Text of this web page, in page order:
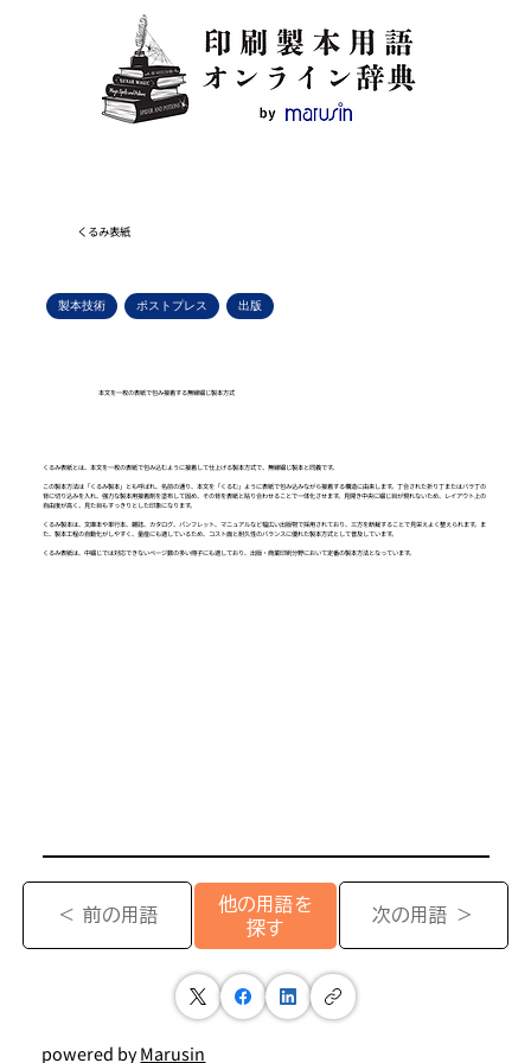
くるみ表紙
製本技術 ポストプレス 出版
本文を一枚の表紙で包み接着する無線綴じ製本方式
くるみ表紙とは、本文を一枚の表紙で包み込むように接着して仕上げる製本方式で、無線綴じ製本と同義です。
この製本方法は「くるみ製本」とも呼ばれ、名前の通り、本文を「くるむ」ように表紙で包み込みながら接着する構造に由来します。丁合された折り丁またはバラ丁の
背に切り込みを入れ、強力な製本用接着剤を塗布して固め、その背を表紙と貼り合わせることで一体化させます。見開き中央に綴じ目が現れないため、レイアウト上の
自由度が高く、見た目もすっきりとした印象になります。
くるみ製本は、文庫本や単行本、雑誌、カタログ、パンフレット、マニュアルなど幅広い出版物で採用されており、三方を断裁することで見栄えよく整えられます。ま
た、製本工程の自動化がしやすく、量産にも適しているため、コスト面と耐久性のバランスに優れた製本方式として普及しています。
くるみ表紙は、中綴じでは対応できないページ数の多い冊子にも適しており、出版・商業印刷分野において定番の製本方法となっています。
＜ 前の用語
他の用語を
探す
次の用語 ＞
powered byMarusin